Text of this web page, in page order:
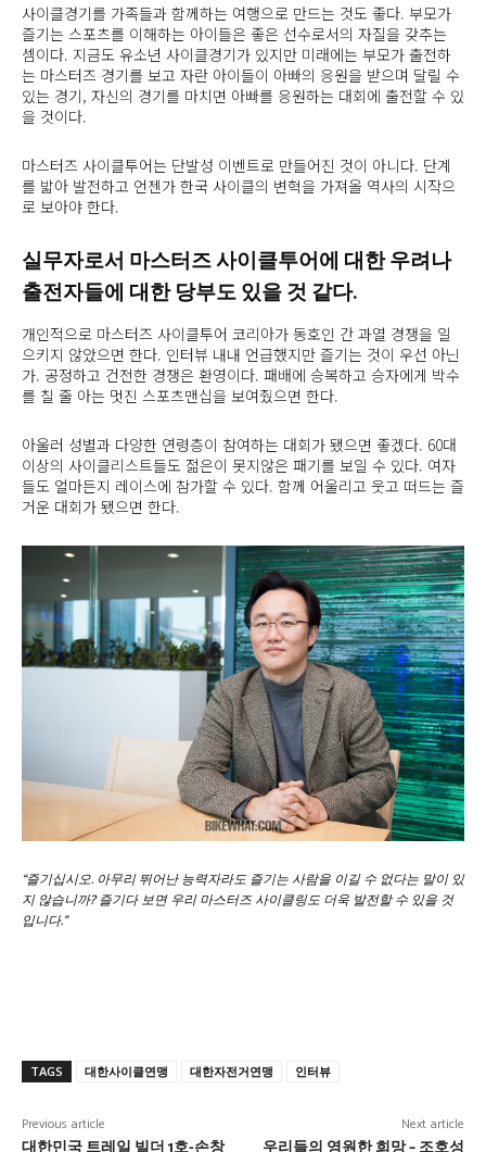
사이클경기를 가족들과 함께하는 여행으로 만드는 것도 좋다. 부모가
즐기는 스포츠를 이해하는 아이들은 좋은 선수로서의 자질을 갖추는
셈이다. 지금도 유소년 사이클경기가 있지만 미래에는 부모가 출전하
는 마스터즈 경기를 보고 자란 아이들이 아빠의 응원을 받으며 달릴 수
있는 경기, 자신의 경기를 마치면 아빠를 응원하는 대회에 출전할 수 있
을 것이다.
마스터즈 사이클투어는 단발성 이벤트로 만들어진 것이 아니다. 단계
를 밟아 발전하고 언젠가 한국 사이클의 변혁을 가져올 역사의 시작으
로 보아야 한다.
실무자로서 마스터즈 사이클투어에 대한 우려나
출전자들에 대한 당부도 있을 것 같다.
개인적으로 마스터즈 사이클투어 코리아가 동호인 간 과열 경쟁을 일
으키지 않았으면 한다. 인터뷰 내내 언급했지만 즐기는 것이 우선 아닌
가. 공정하고 건전한 경쟁은 환영이다. 패배에 승복하고 승자에게 박수
를 칠 줄 아는 멋진 스포츠맨십을 보여줬으면 한다.
아울러 성별과 다양한 연령층이 참여하는 대회가 됐으면 좋겠다. 60대
이상의 사이클리스트들도 젊은이 못지않은 패기를 보일 수 있다. 여자
들도 얼마든지 레이스에 참가할 수 있다. 함께 어울리고 웃고 떠드는 즐
거운 대회가 됐으면 한다.
“즐기십시오. 아무리 뛰어난 능력자라도 즐기는 사람을 이길 수 없다는 말이 있
지 않습니까? 즐기다 보면 우리 마스터즈 사이클링도 더욱 발전할 수 있을 것
입니다.”
TAGS 대한사이클연맹 대한자전거연맹 인터뷰
Previous article Next article